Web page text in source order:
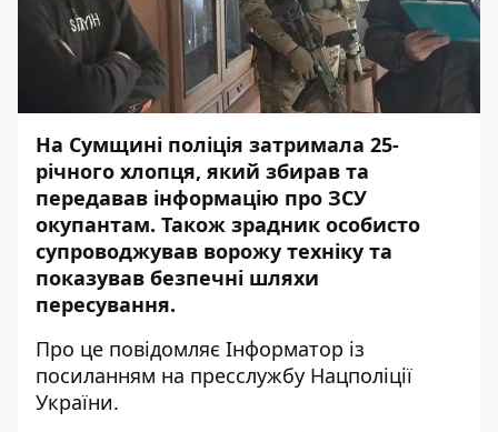
На Сумщині поліція затримала 25-
річного хлопця, який збирав та
передавав інформацію про ЗСУ
окупантам. Також зрадник особисто
супроводжував ворожу техніку та
показував безпечні шляхи
пересування.
Про це повідомляє Інформатор із
посиланням на пресслужбу Нацполіції
України.